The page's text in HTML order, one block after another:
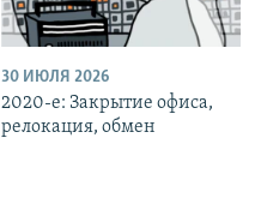
30 ИЮЛЯ 2026
2020-е: Закрытие офиса,
релокация, обмен